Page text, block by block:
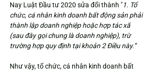
Nay Luật Đầu tư 2020 sửa đổi thành "1. Tổ
chức, cá nhân kinh doanh bất động sản phải
thành lập doanh nghiệp hoặc hợp tác xã
(sau đây gọi chung là doanh nghiệp), trừ
trường hợp quy định tại khoản 2 Điều này.”
Như vậy, tổ chức, cá nhân kinh doanh bất